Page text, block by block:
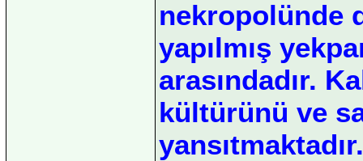
nekropolünde
yapılmış
arasındadır.
kültürünü ve
yansıtmaktadır.